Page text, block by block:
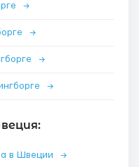
→
→
→
→
в Швеции →